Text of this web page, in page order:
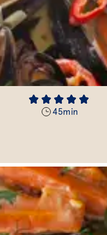
45min